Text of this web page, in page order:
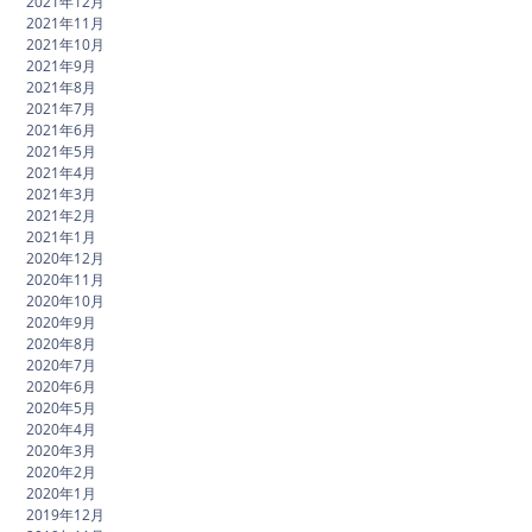
2021年11月
2021年10月
2021年9月
2021年8月
2021年7月
2021年6月
2021年5月
2021年4月
2021年3月
2021年2月
2021年1月
2020年12月
2020年11月
2020年10月
2020年9月
2020年8月
2020年7月
2020年6月
2020年5月
2020年4月
2020年3月
2020年2月
2020年1月
2019年12月